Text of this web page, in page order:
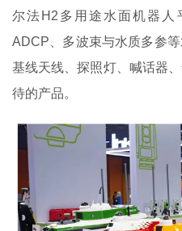
尔法H2多用途水面机器人
ADCP、多波束与水质多参
基线天线、探照灯、喊话器
待的产品。